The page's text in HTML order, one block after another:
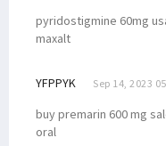
pyridostigmine 60mg
maxalt
YFPPYK Sep 14, 2023
buy premarin 600 mg
oral